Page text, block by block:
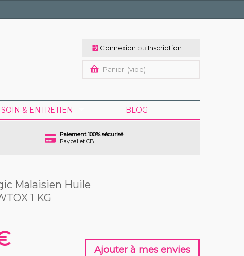
Connexion ou Inscription
Panier: (vide)
SOIN & ENTRETIEN BLOG
Paiement 100% sécurisé
Paypal et CB
Malaisien Huile
1 KG
Ajouter à mes envies